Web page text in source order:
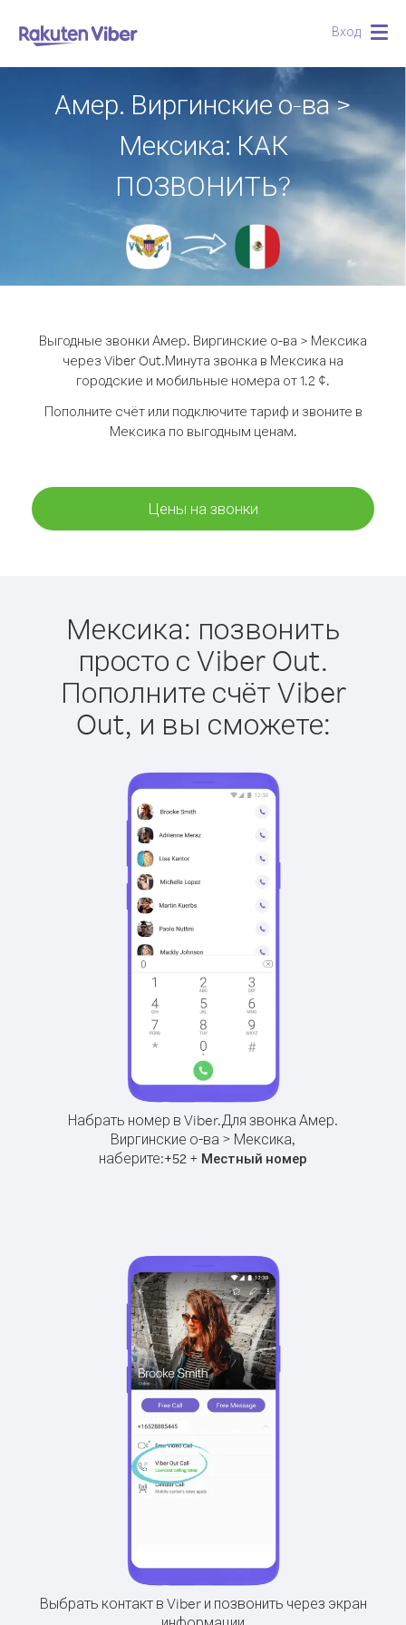
Вход
Амер. Виргинские о-ва >
Мексика: КАК
ПОЗВОНИТЬ?
Выгодные звонки Амер. Виргинские о-ва > Мексика
через Viber Out.Минута звонка в Мексика на
городские и мобильные номера от 1.2 ¢.
Пополните счёт или подключите тариф и звоните в
Мексика по выгодным ценам.
Цены на звонки
Мексика: позвонить
просто с Viber Out.
Пополните счёт Viber
Out, и вы сможете:
Набрать номер в Viber.Для звонка Амер.
Виргинские о-ва > Мексика,
наберите:+52 + Местный номер
Выбрать контакт в Viber и позвонить через экран